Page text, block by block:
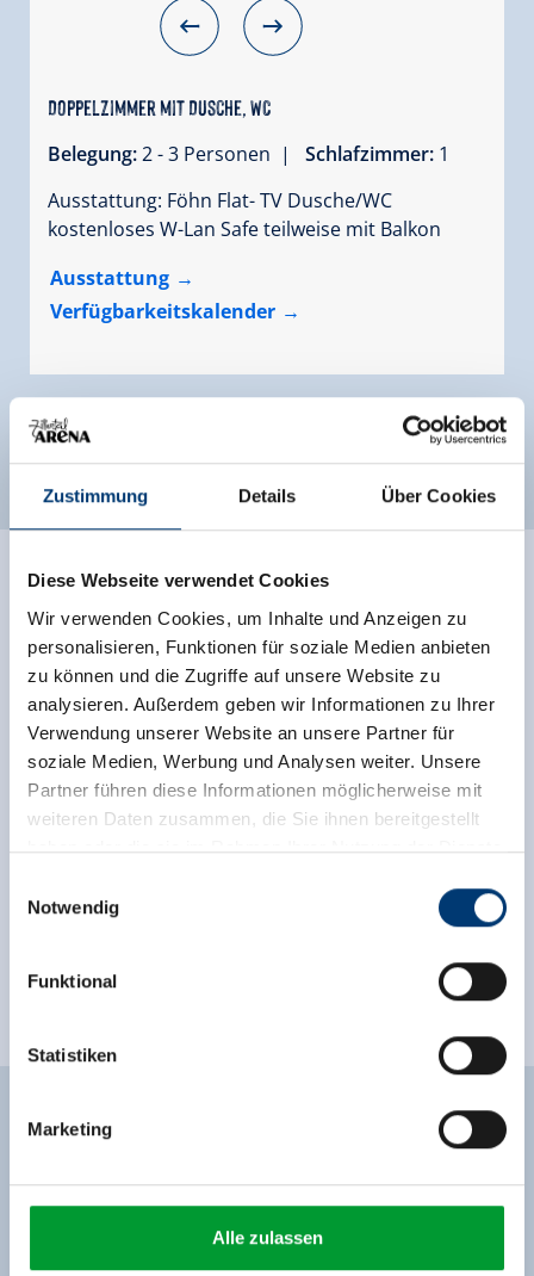
Zustimmung Details Über Cookies
Diese Webseite verwendet Cookies
Wir verwenden Cookies, um Inhalte und Anzeigen zu
personalisieren, Funktionen für soziale Medien anbieten
zu können und die Zugriffe auf unsere Website zu
analysieren. Außerdem geben wir Informationen zu Ihrer
Verwendung unserer Website an unsere Partner für
soziale Medien, Werbung und Analysen weiter. Unsere
Partner führen diese Informationen möglicherweise mit
weiteren Daten zusammen, die Sie ihnen bereitgestellt
haben oder die sie im Rahmen Ihrer Nutzung der Dienste
Rohr 23// A-6280 Zell am Ziller
www.zillertalarena.com
Notwendig
Funktional
Statistiken
Marketing
Alle zulassen
Doppelzimmer mit Dusche, WC
Belegung:2 - 3 Personen | Schlafzimmer: 1
Ausstattung: Föhn Flat- TV Dusche/WC
kostenloses W-Lan Safe teilweise mit Balkon
Ausstattung
Verfügbarkeitskalender
Weitere Zimmer und Appartements
Ausstattung der Unterkunft
🜉WLAN 🗔Sauna 🍺Familienfreundlich
Nichtraucherhaus 🐈Parkplatz